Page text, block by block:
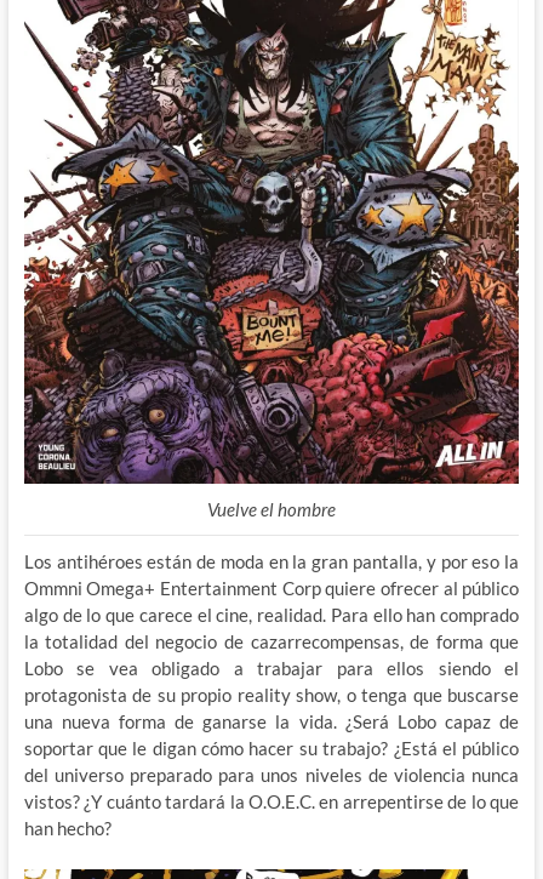
Vuelve el hombre
Los antihéroes están de moda en la gran pantalla, y por eso la
Ommni Omega+ Entertainment Corp quiere ofrecer al público
algo de lo que carece el cine, realidad. Para ello han comprado
la totalidad del negocio de cazarrecompensas, de forma que
Lobo se vea obligado a trabajar para ellos siendo el
protagonista de su propio reality show, o tenga que buscarse
una nueva forma de ganarse la vida. ¿Será Lobo capaz de
soportar que le digan cómo hacer su trabajo? ¿Está el público
del universo preparado para unos niveles de violencia nunca
vistos? ¿Y cuánto tardará la O.O.E.C. en arrepentirse de lo que
han hecho?